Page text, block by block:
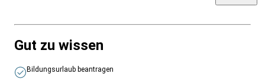
Gut zu wissen
Bildungsurlaub beantragen